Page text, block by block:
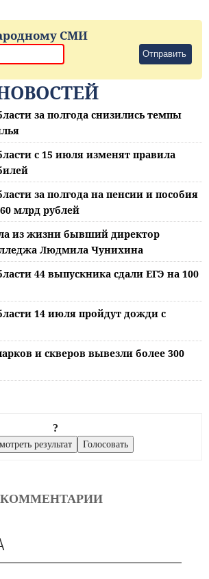
СМИ
Отправить
за полгода снизились темпы
с 15 июля изменят правила
за полгода на пенсии и пособия
млрд рублей
из жизни бывший директор
Людмила Чунихина
44 выпускника сдали ЕГЭ на 100
14 июля пройдут дожди с
и скверов вывезли более 300
?